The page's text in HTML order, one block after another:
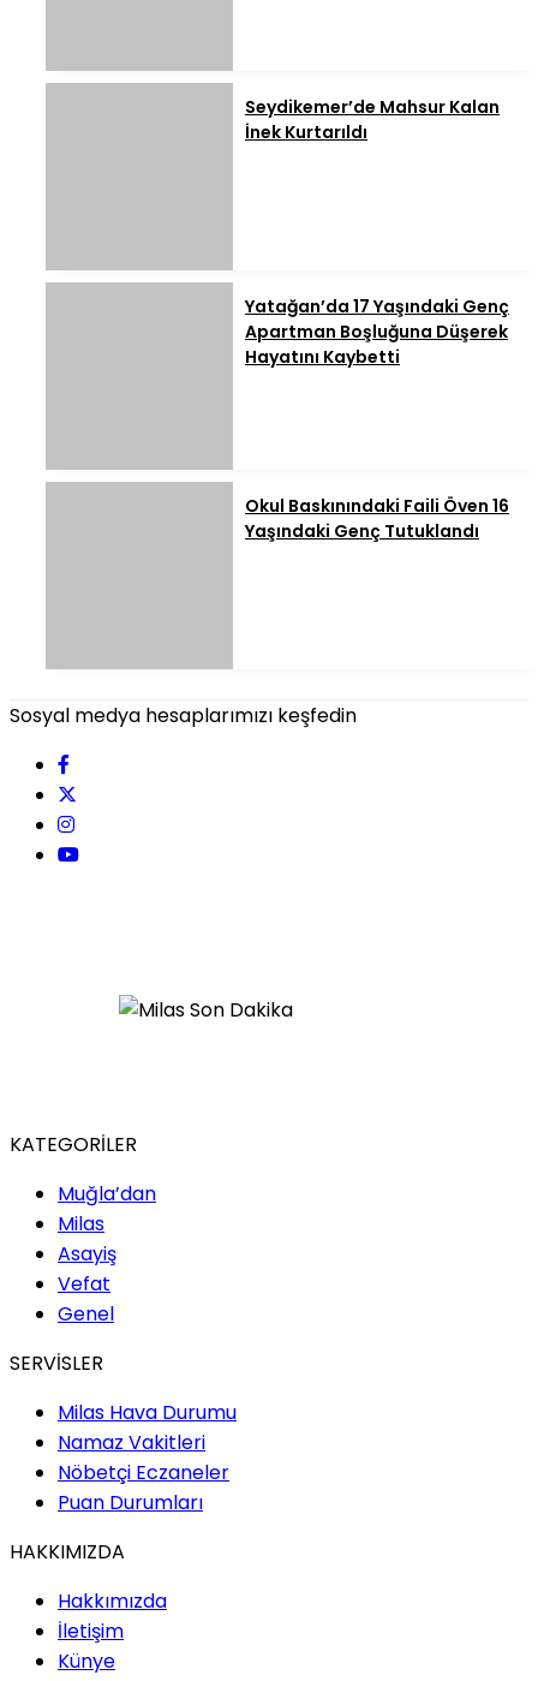
Seydikemer’de Mahsur Kalan
İnek Kurtarıldı
Yatağan’da 17 Yaşındaki Genç
Apartman Boşluğuna Düşerek
Hayatını Kaybetti
Okul Baskınındaki Faili Öven 16
Yaşındaki Genç Tutuklandı
Sosyal medya hesaplarımızı keşfedin
KATEGORİLER
Muğla’dan
Milas
Asayiş
Vefat
Genel
SERVİSLER
Milas Hava Durumu
Namaz Vakitleri
Nöbetçi Eczaneler
Puan Durumları
HAKKIMIZDA
Hakkımızda
İletişim
Künye